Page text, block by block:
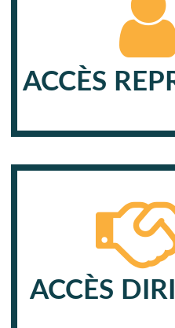
ACCÈS
ACCÈS